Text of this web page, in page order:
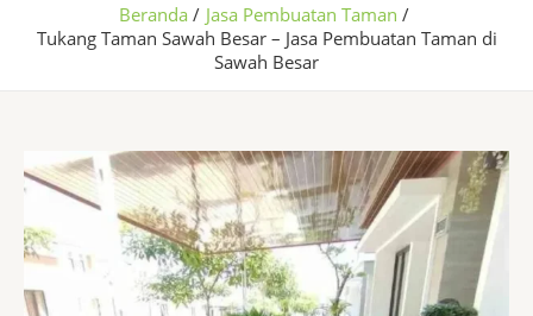
Beranda
Jasa Pembuatan Taman
Tukang Taman Sawah Besar – Jasa Pembuatan Taman di
Sawah Besar